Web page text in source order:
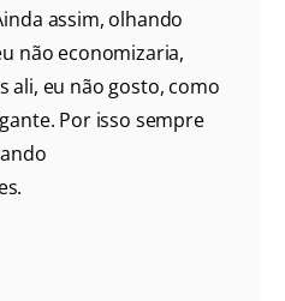
assim, olhando
não economizaria,
ali, eu não gosto, como
Por isso sempre